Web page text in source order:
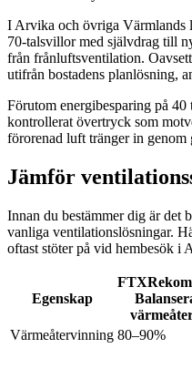
I Arvika och övriga Värmlands
70-talsvillor med självdrag till
från frånluftsventilation.
utifrån bostadens planlösning,
Förutom energibesparing på
kontrollerat övertryck som
förorenad luft tränger in genom
Jämför
Innan du bestämmer dig är det
vanliga ventilationslösningar.
oftast stöter på vid hembesök i
Egenskap
FTX
Värmeåtervinning 80–90%